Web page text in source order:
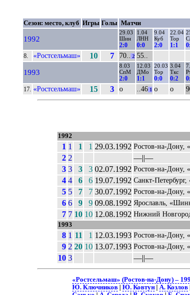
Сезон: место, клуб Игры Голы Матчи
1992
29.03
Шин
2:0
1.04
ЛНН
0:0
9.04
Куб
2:0
22.04
Тор
1:1
8. «Ростсельмаш» 10 7 70.. 2 55..
1993
8.03
СпМ
2:0
12.03
ДМо
1:1
20.03
Тор
0:0
3.04
Ткс
0:2
17. «Ростсельмаш» 15 3 о ..461 о о
1992
1 1 1 1 29.03.1992 Ростов-на-Дону,
2 2 ––||––
3 3 3 3 02.07.1992 Ростов-на-Дону,
4 4 6 6 19.07.1992 Санкт-
5 5 7 7 30.07.1992 Ростов-на-Дону,
6 6 9 9 09.08.1992 Ярославль,
7 7 10 10 12.08.1992 Нижний
1993
8 1 11 1 12.03.1993 Ростов-на-Дону,
9 2 20 10 13.07.1993 Ростов-на-Дону,
10 3 ––||––
«Ростсельмаш» (Ростов-на-Дону) –
Ю. Ключников| Ю. Ковтун| А. Козлов|